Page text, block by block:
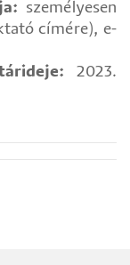
személyesen
címére), e-
2023.